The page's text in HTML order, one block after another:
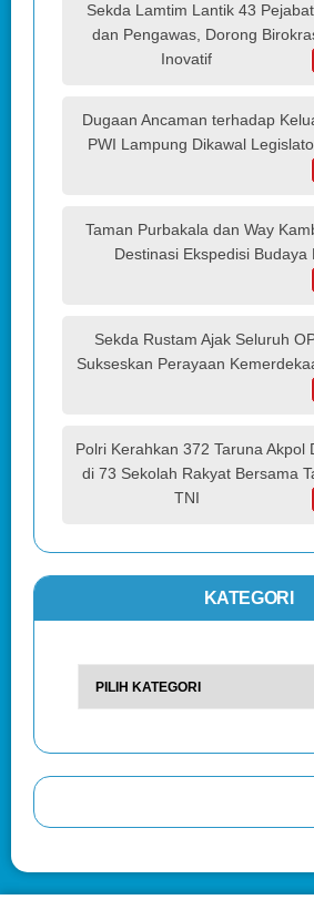
Sekda Lamtim Lantik 43
dan Pengawas, Dorong
Inovatif
Dugaan Ancaman terhadap
PWI Lampung Dikawal
Taman Purbakala dan Way
Destinasi Ekspedisi Budaya
Sekda Rustam Ajak Seluruh
Sukseskan Perayaan
Polri Kerahkan 372 Taruna Akpol
di 73 Sekolah Rakyat Bersama
TNI
KATEGORI